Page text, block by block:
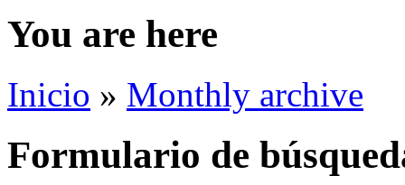
You are here
Inicio » Monthly archive
Formulario de